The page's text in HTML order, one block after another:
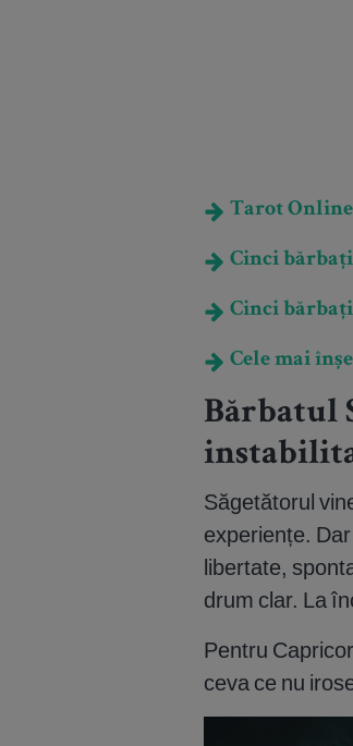
Tarot
Cinci bărbați
Cinci
Cele mai
Bărbatul
Săgetătorul
experiențe.
libertate,
drum clar. La
Pentru
ceva ce nu